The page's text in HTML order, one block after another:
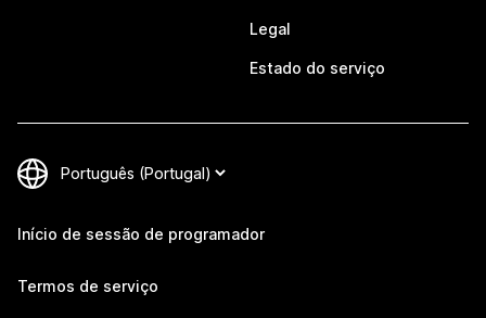
Legal
Estado do serviço
Início de sessão de programador
Termos de serviço